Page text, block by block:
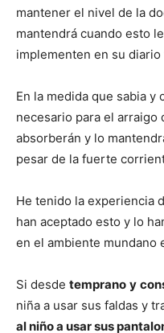
mantener el nivel de la
mantendrá cuando esto
implementen en su diario
En la medida que sabia
necesario para el
absorberán y lo
pesar de la fuerte
He tenido la experiencia
han aceptado esto y lo
en el ambiente mundano
Si desde temprano y
niña a usar sus faldas y
al niño a usar sus